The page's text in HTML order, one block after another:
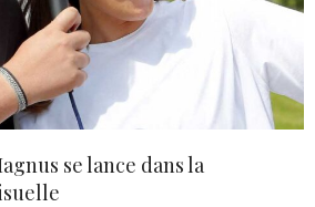
se lance dans la